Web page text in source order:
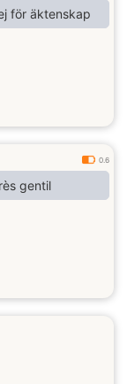
för äktenskap
0.6
gentil